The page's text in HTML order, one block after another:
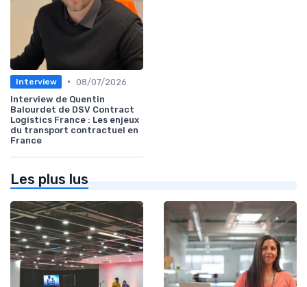
Interview • 08/07/2026
Interview de Quentin
Balourdet de DSV Contract
Logistics France : Les enjeux
du transport contractuel en
France
Les plus lus